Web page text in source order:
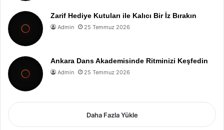
Zarif Hediye Kutuları ile Kalıcı Bir İz Bırakın
Admin 25 Temmuz 2026
Ankara Dans Akademisinde Ritminizi Keşfedin
Admin 25 Temmuz 2026
Daha Fazla Yükle